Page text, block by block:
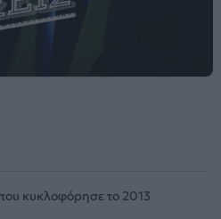
κυκλοφόρησε το 2013